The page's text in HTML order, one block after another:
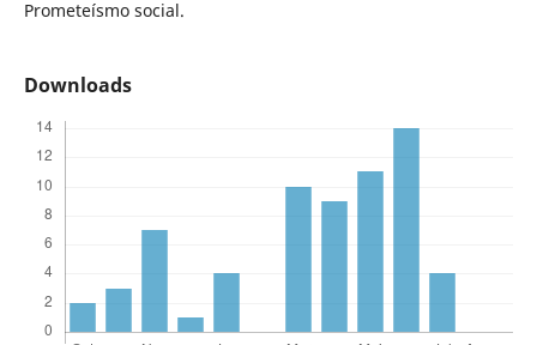
Prometeísmo social.
Downloads